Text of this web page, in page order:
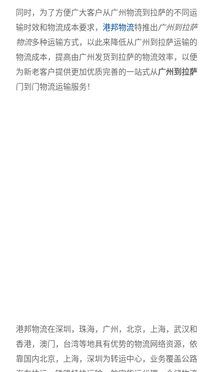
同时，为了方便广大客户从广州物流到拉萨的不同运
输时效和物流成本要求，港邦物流特推出广州到拉萨
物流多种运输方式，以此来降低从广州到拉萨运输的
物流成本，提高由广州发货到拉萨的物流效率，以便
为新老客户提供更加优质完善的一站式从广州到拉萨
门到门物流运输服务！
港邦物流在深圳，珠海，广州，北京，上海，武汉和
香港，澳门，台湾等地具有优势的物流网络资源，依
靠国内北京，上海，深圳为转运中心，业务覆盖公路